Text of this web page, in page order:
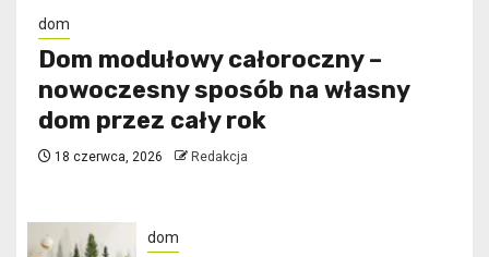
dom
Dom modułowy całoroczny –
nowoczesny sposób na własny
dom przez cały rok
18 czerwca, 2026 Redakcja
dom